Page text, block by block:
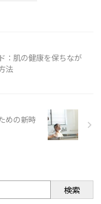
：肌の健康を保ちなが
法
めの新時
検索